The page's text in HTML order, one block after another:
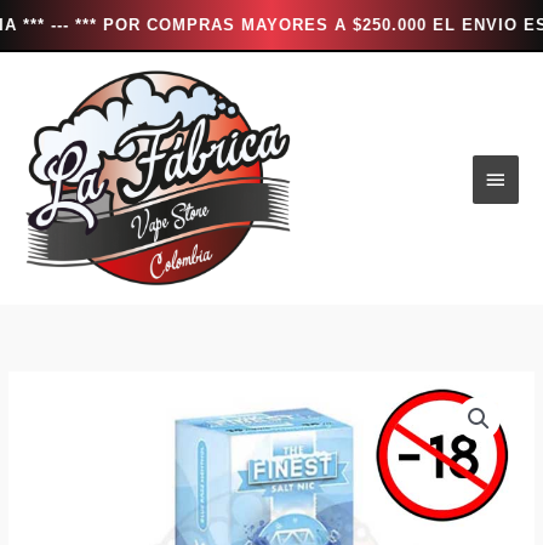
POR COMPRAS MAYORES A $250.000 EL ENVIO ES
contenido